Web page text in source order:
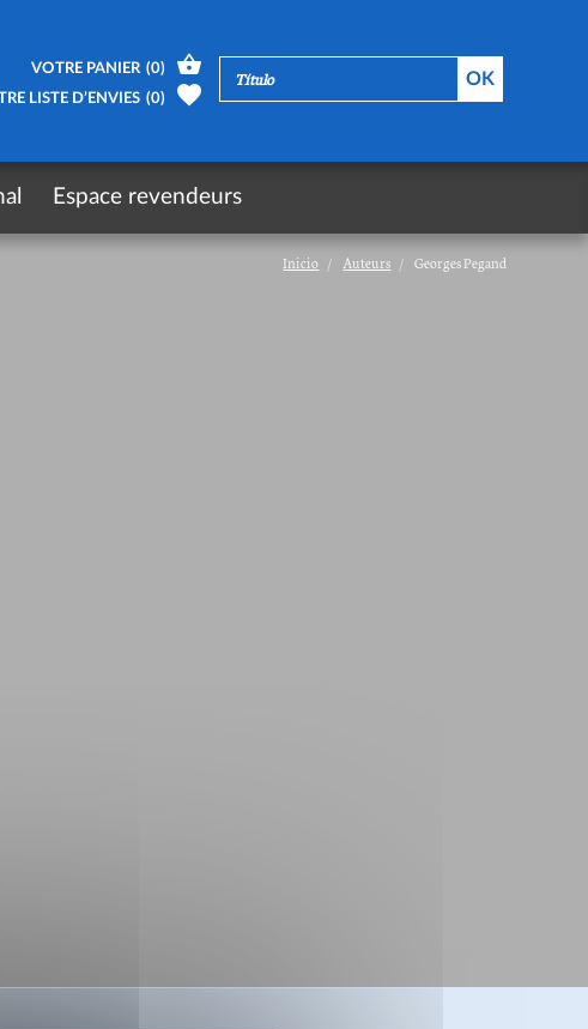
Inicio Auteurs Georges Pegand
VOTRE PANIER (0)
LISTE D’ENVIES (0)
Espace revendeurs